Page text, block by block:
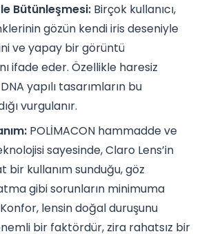
Bütünleşmesi: Birçok kullanıcı,
gözün kendi iris deseniyle
ve yapay bir görüntü
ifade eder. Özellikle haresiz
yapılı tasarımların bu
vurgulanır.
POLİMACON hammadde ve
sayesinde, Claro Lens’in
bir kullanım sunduğu, göz
gibi sorunların minimuma
lensin doğal duruşunu
bir faktördür, zira rahatsız bir